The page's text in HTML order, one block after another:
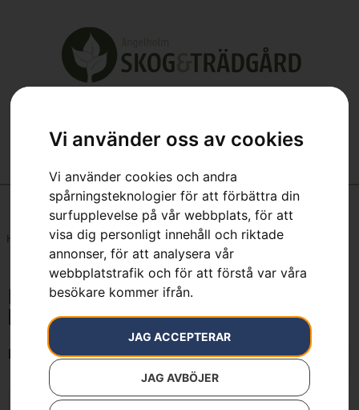
Vi använder oss av cookies
Vi använder cookies och andra
spårningsteknologier för att förbättra din
surfupplevelse på vår webbplats, för att
visa dig personligt innehåll och riktade
annonser, för att analysera vår
webbplatstrafik och för att förstå var våra
besökare kommer ifrån.
JAG ACCEPTERAR
JAG AVBÖJER
Hem M, Ljusgrå barkmönstrad kamouflage UNISEX
M, Ljusgrå barkmönstrad
kamouflage UNISEX
Endast ett sökresultat